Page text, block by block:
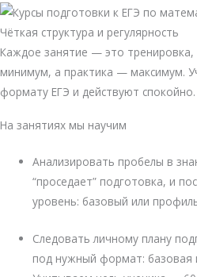
Чёткая структура и регулярность
Каждое занятие — это тренировка,
минимум, а практика — максимум.
формату ЕГЭ и действуют спокойно.
На занятиях мы научим
Анализировать пробелы в
“проседает” подготовка, и
уровень: базовый или
Следовать личному плану
под нужный формат: базовая